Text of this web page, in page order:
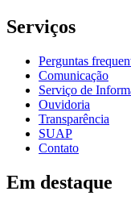
Serviços
Perguntas
Comunicação
Serviço de
Ouvidoria
Transparência
SUAP
Contato
Em destaque